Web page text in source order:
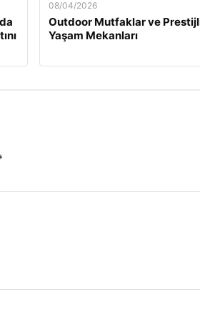
08/04/2026
Outdoor Mutfaklar ve
Yaşam Mekanları